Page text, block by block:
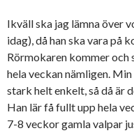
Ikväll ska jag lämna över
idag), då han ska vara på
Rörmokaren kommer och
hela veckan nämligen.
stark helt enkelt, så då är
Han lär få fullt upp hela
7-8 veckor gamla valpar